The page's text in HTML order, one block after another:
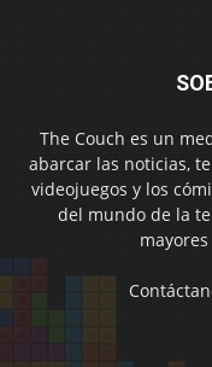
The Couch es un
abarcar las noticias,
videojuegos y los
del mundo de la